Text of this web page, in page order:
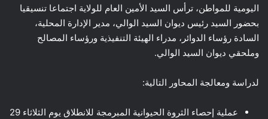
اليومية للمواطن، ترأس السيد الأمين العام للولاية اجتماعا تنسيقيا
بحضور السيد رئيس ديوان السيد الوالي، مدير الإدارة المحلية،
السادة رؤساء الدوائر، مدراء الهيئة التنفيذية ورؤساء المصالح
وملحقي ديوان السيد الوالي.
لدراسة ومعالجة المحاور التالية:
عملية إحصاء الثروة الحيوانية المبرمجة للانطلاق يوم الثلاثاء 29